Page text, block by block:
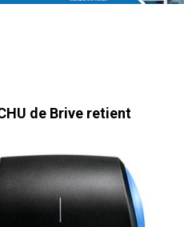
de Brive retient